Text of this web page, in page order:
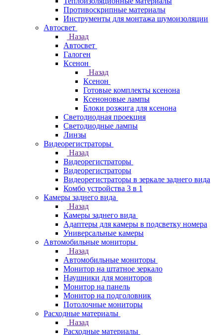
Противоскрипные материалы
Инструменты для монтажа шумоизоляции
Автосвет
Назад
Автосвет
Галоген
Ксенон
Назад
Ксенон
Готовые комплекты ксенона
Ксеноновые лампы
Блоки розжига для ксенона
Светодиодная проекция
Светодиодные лампы
Линзы
Видеорегистраторы
Назад
Видеорегистраторы
Видеорегистраторы
Видеорегистраторы в зеркале заднего вида
Комбо устройства 3 в 1
Камеры заднего вида
Назад
Камеры заднего вида
Адаптеры для камеры в подсветку номера
Универсальные камеры
Автомобильные мониторы
Назад
Автомобильные мониторы
Монитор на штатное зеркало
Наушники для мониторов
Монитор на панель
Монитор на подголовник
Потолочные мониторы
Расходные материалы
Назад
Расходные материалы